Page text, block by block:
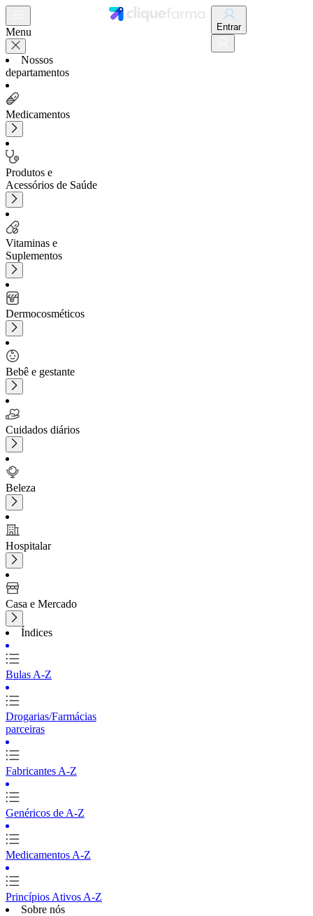
Menu
Nossos
departamentos
Medicamentos
Produtos e
Acessórios de Saúde
Vitaminas e
Suplementos
Dermocosméticos
Bebê e gestante
Cuidados diários
Beleza
Hospitalar
Casa e Mercado
Índices
Bulas A-Z
Drogarias/Farmácias
parceiras
Fabricantes A-Z
Genéricos de A-Z
Medicamentos A-Z
Princípios Ativos A-Z
Sobre nós
Entrar